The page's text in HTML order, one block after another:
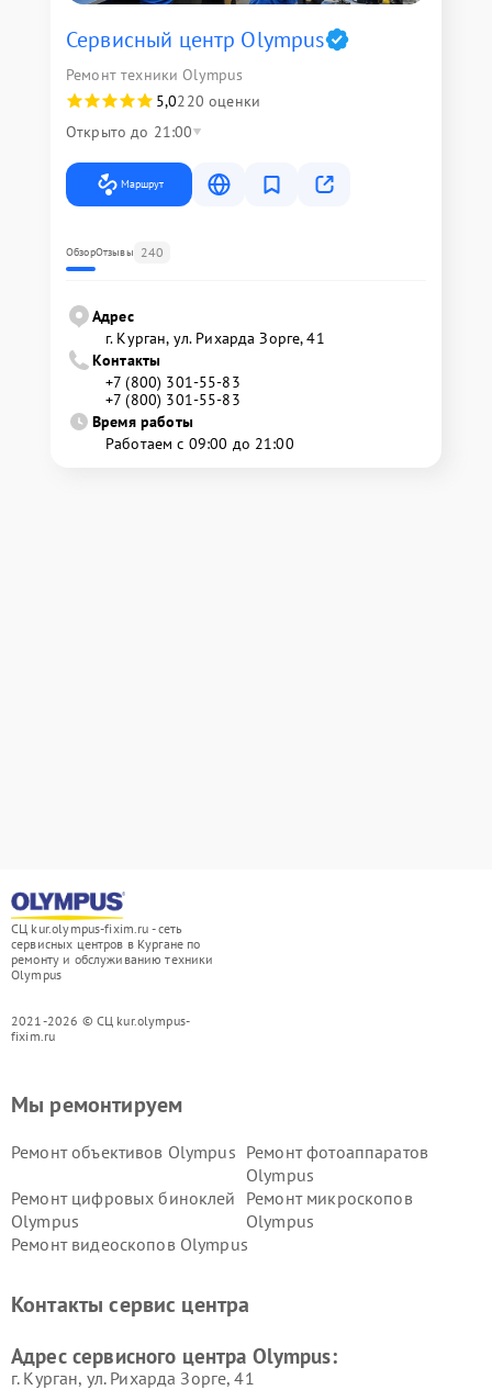
Сервисный центр Olympus
Ремонт техники Olympus
5,0220 оценки
Открыто до 21:00
Маршрут
ОбзорОтзывы 240
Адрес
г. Курган, ул. Рихарда Зорге, 41
Контакты
+7 (800) 301-55-83
+7 (800) 301-55-83
Время работы
Работаем с 09:00 до 21:00
СЦ kur.olympus-fixim.ru - сеть
сервисных центров в Кургане по
ремонту и обслуживанию техники
Olympus
2021-2026 © СЦ kur.olympus-
fixim.ru
Мы ремонтируем
Ремонт объективов Olympus Ремонт фотоаппаратов
Olympus
Ремонт цифровых биноклей
Olympus
Ремонт микроскопов
Olympus
Ремонт видеоскопов Olympus
Контакты сервис центра
Адрес сервисного центра Olympus:
г. Курган, ул. Рихарда Зорге, 41